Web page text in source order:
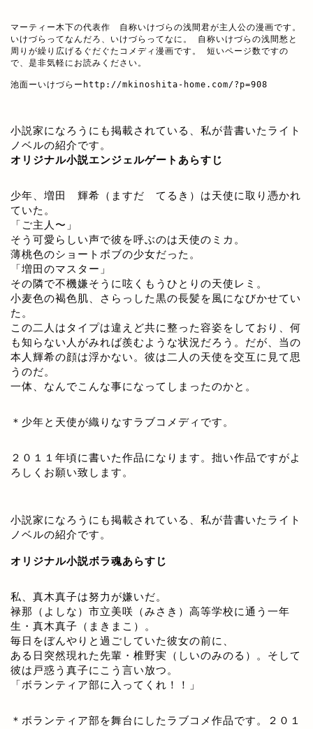
マーティー木下の代表作　自称いけづらの浅間君が主人公の漫画です。
いけづらってなんだろ、いけづらってなに。 自称いけづらの浅間愁と
周りが繰り広げるぐだぐたコメディ漫画です。 短いページ数ですの
で、是非気軽にお読みください。
池面ーいけづらー http://mkinoshita-home.com/?p=908
小説家になろうにも掲載されている、私が昔書いたライト
ノベルの紹介です。
オリジナル小説エンジェルゲートあらすじ
少年、増田 輝希（ますだ てるき）は天使に取り憑かれ
ていた。
「ご主人〜」
そう可愛らしい声で彼を呼ぶのは天使のミカ。
薄桃色のショートボブの少女だった。
「増田のマスター」
その隣で不機嫌そうに呟くもうひとりの天使レミ。
小麦色の褐色肌、さらっした黒の長髪を風になびかせてい
た。
この二人はタイプは違えど共に整った容姿をしており、何
も知らない人がみれば羨むような状況だろう。だが、当の
本人輝希の顔は浮かない。彼は二人の天使を交互に見て思
うのだ。
一体、なんでこんな事になってしまったのかと。
＊少年と天使が織りなすラブコメディです。
２０１１年頃に書いた作品になります。拙い作品ですがよ
ろしくお願い致します。
小説家になろうにも掲載されている、私が昔書いたライト
ノベルの紹介です。
オリジナル小説ボラ魂あらすじ
私、真木真子は努力が嫌いだ。
禄那（よしな）市立美咲（みさき）高等学校に通う一年
生・真木真子（まきまこ）。
毎日をぼんやりと過ごしていた彼女の前に、
ある日突然現れた先輩・椎野実（しいのみのる）。そして
彼は戸惑う真子にこう言い放つ。
「ボランティア部に入ってくれ！！」
＊ボランティア部を舞台にしたラブコメ作品です。２０１